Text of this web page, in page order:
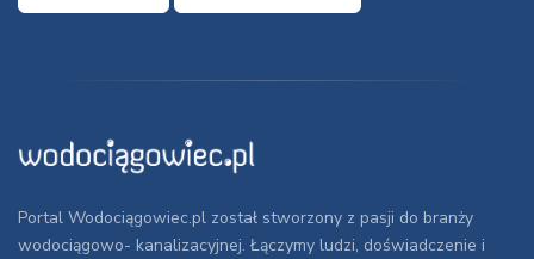
Portal Wodociągowiec.pl został stworzony z pasji do branży
wodociągowo- kanalizacyjnej. Łączymy ludzi, doświadczenie i